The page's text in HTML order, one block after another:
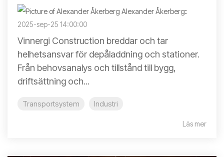
Alexander Åkerberg:
2025-sep-25 14:00:00
Vinnergi Construction breddar och tar
helhetsansvar för depåladdning och stationer.
Från behovsanalys och tillstånd till bygg,
driftsättning och...
Transportsystem Industri
Läs mer